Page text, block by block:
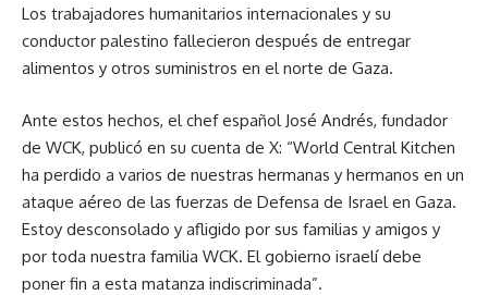
Los trabajadores humanitarios internacionales y su
conductor palestino fallecieron después de entregar
alimentos y otros suministros en el norte de Gaza.
Ante estos hechos, el chef español José Andrés, fundador
de WCK, publicó en su cuenta de X: World Central Kitchen
ha perdido a varios de nuestras hermanas y hermanos en un
ataque aéreo de las fuerzas de Defensa de Israel en Gaza.
Estoy desconsolado y afligido por sus familias y amigos y
por toda nuestra familia WCK. El gobierno israelí debe
poner fin a esta matanza indiscriminada .